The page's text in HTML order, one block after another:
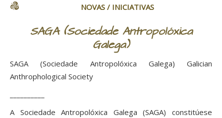
NOVAS / INICIATIVAS
SAGA (Sociedade Antropolóxica
Galega)
SAGA (Sociedade Antropolóxica Galega) Galician
Anthrophological Society
A Sociedade Antropolóxica Galega (SAGA) constitúese